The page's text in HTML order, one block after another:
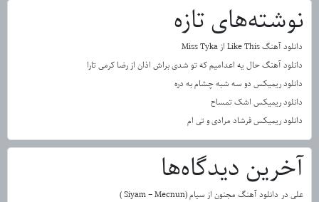
نوشته‌های تازه
دانلود آهنگ Like This از Miss Tyka
دانلود آهنگ حال یه اعدامیم که تو شدی براش اذان از رضا کرمی تارا
دانلود ریمیکس دو سه شبه چشام به دره
دانلود ریمیکس اشک تمساح
دانلود ریمیکس فرشاد مرادی و تی ام
آخرین دیدگاه‌ها
علی در دانلود آهنگ مجنون از سیام (Siyam – Mecnun )